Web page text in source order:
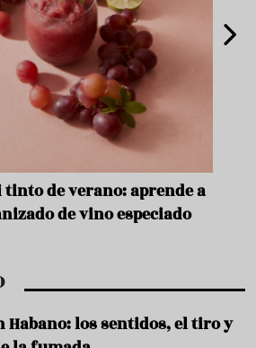
aperitivo estrella del
Habano: los sentidos, el tiro y